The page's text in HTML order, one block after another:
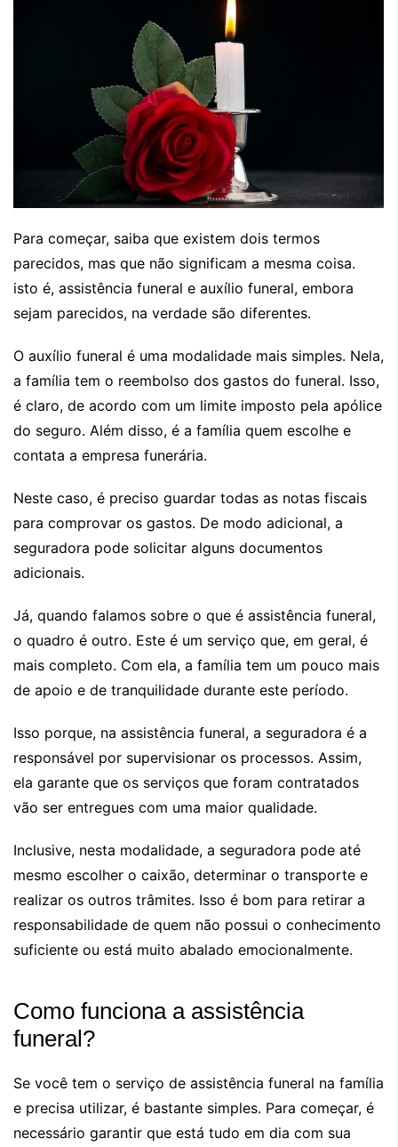
Para começar, saiba que existem dois termos
parecidos, mas que não significam a mesma coisa.
isto é, assistência funeral e auxílio funeral, embora
sejam parecidos, na verdade são diferentes.
O auxílio funeral é uma modalidade mais simples. Nela,
a família tem o reembolso dos gastos do funeral. Isso,
é claro, de acordo com um limite imposto pela apólice
do seguro. Além disso, é a família quem escolhe e
contata a empresa funerária.
Neste caso, é preciso guardar todas as notas fiscais
para comprovar os gastos. De modo adicional, a
seguradora pode solicitar alguns documentos
adicionais.
Já, quando falamos sobre o que é assistência funeral,
o quadro é outro. Este é um serviço que, em geral, é
mais completo. Com ela, a família tem um pouco mais
de apoio e de tranquilidade durante este período.
Isso porque, na assistência funeral, a seguradora é a
responsável por supervisionar os processos. Assim,
ela garante que os serviços que foram contratados
vão ser entregues com uma maior qualidade.
Inclusive, nesta modalidade, a seguradora pode até
mesmo escolher o caixão, determinar o transporte e
realizar os outros trâmites. Isso é bom para retirar a
responsabilidade de quem não possui o conhecimento
suficiente ou está muito abalado emocionalmente.
Como funciona a assistência
funeral?
Se você tem o serviço de assistência funeral na família
e precisa utilizar, é bastante simples. Para começar, é
necessário garantir que está tudo em dia com sua